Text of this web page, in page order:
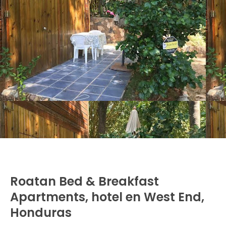
Roatan Bed & Breakfast
Apartments, hotel en West End,
Honduras